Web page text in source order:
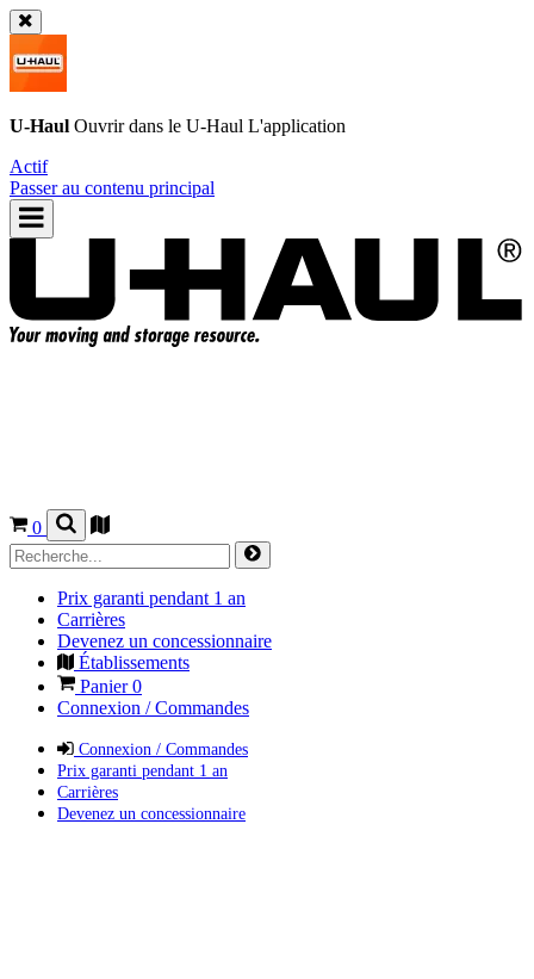
U-Haul Ouvrir dans le U-Haul L'application
Actif
Passer au contenu principal
0
Prix garanti pendant 1 an
Carrières
Devenez un concessionnaire
Établissements
Panier0
Connexion / Commandes
Connexion / Commandes
Prix garanti pendant 1 an
Carrières
Devenez un concessionnaire